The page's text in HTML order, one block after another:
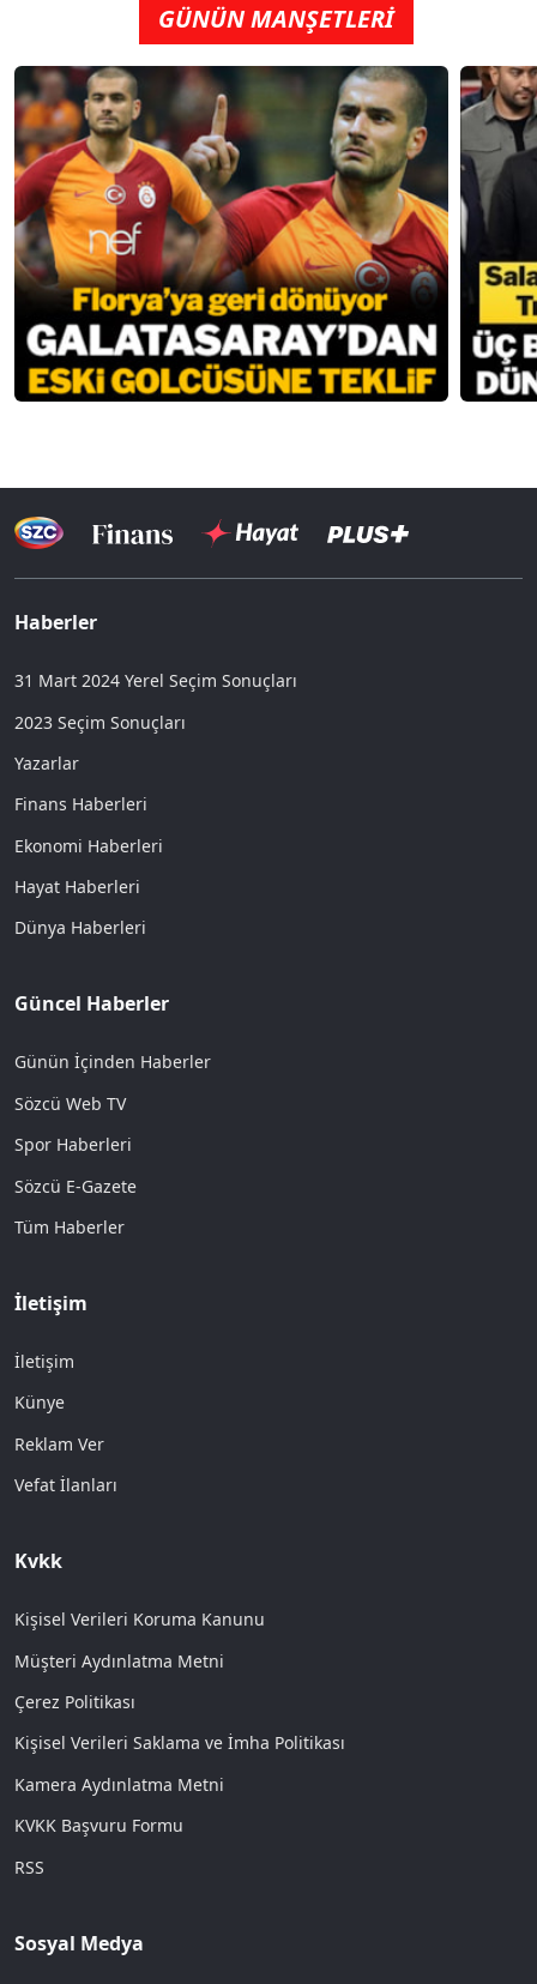
GÜNÜN MANŞETLERİ
Haberler
31 Mart 2024 Yerel Seçim Sonuçları
2023 Seçim Sonuçları
Yazarlar
Finans Haberleri
Ekonomi Haberleri
Hayat Haberleri
Dünya Haberleri
Güncel Haberler
Günün İçinden Haberler
Sözcü Web TV
Spor Haberleri
Sözcü E-Gazete
Tüm Haberler
İletişim
İletişim
Künye
Reklam Ver
Vefat İlanları
Kvkk
Kişisel Verileri Koruma Kanunu
Müşteri Aydınlatma Metni
Çerez Politikası
Kişisel Verileri Saklama ve İmha Politikası
Kamera Aydınlatma Metni
KVKK Başvuru Formu
RSS
Sosyal Medya